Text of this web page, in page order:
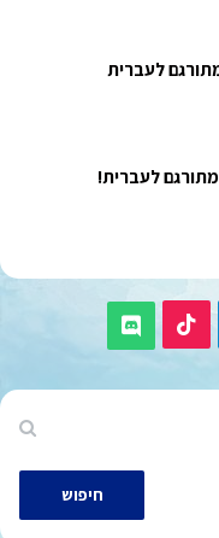
TikTok
Discord
חיפוש: